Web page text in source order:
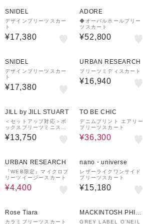
SNIDEL
デザインプリーツスカー
ト
¥17,380
ADORE
◆オーバルホールプリー
ツスカート
¥52,800
SNIDEL
デザインプリーツスカー
ト
¥17,380
URBAN RESEARCH
プリーツミディスカート
¥16,940
JILL by JILL STUART
＜セットアップ対応＞ボ
ックスプリーツミニスカ
ート
¥13,750
TO BE CHIC
デニムプリント エアリー
プリーツスカート
¥36,300
URBAN RESEARCH
『WEB限定』マイクロプ
リーツイージースカート
¥4,400
nano・universe
レザーライクワンサイド
プリーツスカート
¥15,180
Rose Tiara
カラミプリーツスカート
MACKINTOSH PHILO
SOPHY
GREY LABEL O'NEIL